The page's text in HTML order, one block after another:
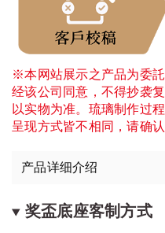
※本网站展示之产品为委
经该公司同意，不得抄袭
以实物为准。琉璃制作过
呈现方式皆不相同，请确
产品详细介绍
奖盃底座客制方式